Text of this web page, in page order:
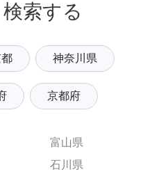
索する
神奈川県
京都府
富山県
石川県